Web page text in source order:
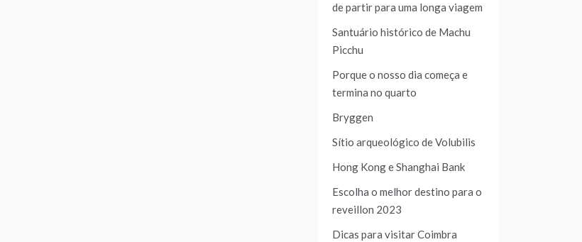
de partir para uma longa viagem
Santuário histórico de Machu
Picchu
Porque o nosso dia começa e
termina no quarto
Bryggen
Sítio arqueológico de Volubilis
Hong Kong e Shanghai Bank
Escolha o melhor destino para o
reveillon 2023
Dicas para visitar Coimbra